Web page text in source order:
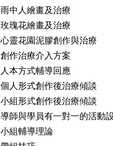
雨中人繪畫及治療
玫瑰花繪畫及治療
心靈花園泥膠創作與治療
創作治療介入方案
人本方式輔導回應
個人形式創作後治療傾談
​小組形式創作後治療傾談
導師與學員有一對一的活動
小組輔導理論